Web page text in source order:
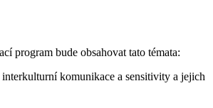
program bude obsahovat tato témata:
komunikace a sensitivity a jejich